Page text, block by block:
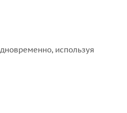
используя